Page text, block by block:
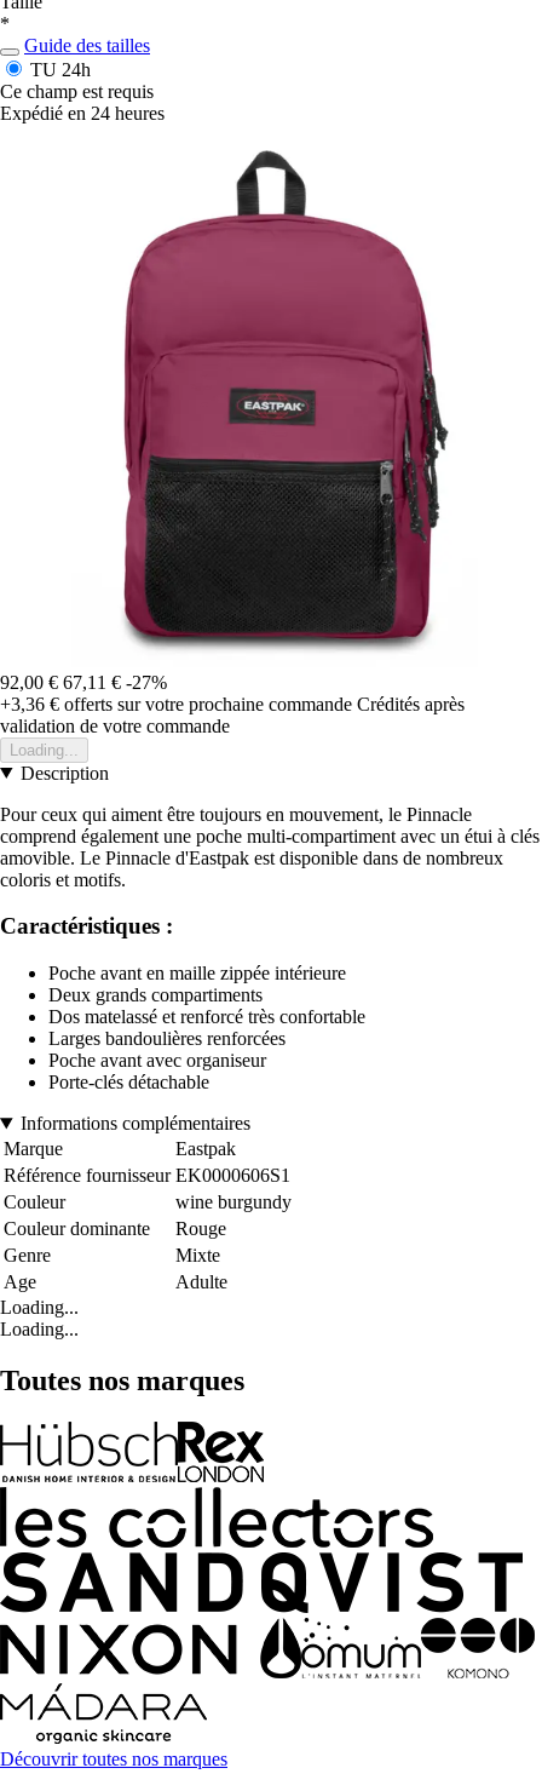
*
Guide des tailles
TU 24h
Ce champ est requis
Expédié en 24 heures
92,00 € 67,11 € -27%
+3,36 € offerts sur votre prochaine commande Crédités après
validation de votre commande
Loading...
Description
Pour ceux qui aiment être toujours en mouvement, le Pinnacle
comprend également une poche multi-compartiment avec un étui à clés
amovible. Le Pinnacle d'Eastpak est disponible dans de nombreux
coloris et motifs.
Caractéristiques :
Poche avant en maille zippée intérieure
Deux grands compartiments
Dos matelassé et renforcé très confortable
Larges bandoulières renforcées
Poche avant avec organiseur
Porte-clés détachable
Informations complémentaires
Marque
Eastpak
Référence fournisseur EK0000606S1
Couleur
wine burgundy
Couleur dominante
Rouge
Genre
Mixte
Age
Adulte
Loading...
Loading...
Toutes nos marques
Découvrir toutes nos marques